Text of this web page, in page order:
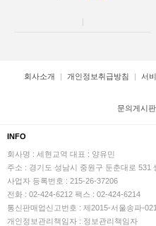
회사소개 개인정보취급방침 서
문의게시판
INFO
회사명 : 세현교역 대표 : 양유민
주소 : 경기도 성남시 중원구 둔춘대로 531
사업자 등록번호 : 215-26-37206
전화 : 02-424-6212 팩스 : 02-424-6214
통신판매업신고번호 : 제2015-서울송파-
개인정보관리책임자 : 정보관리책임자